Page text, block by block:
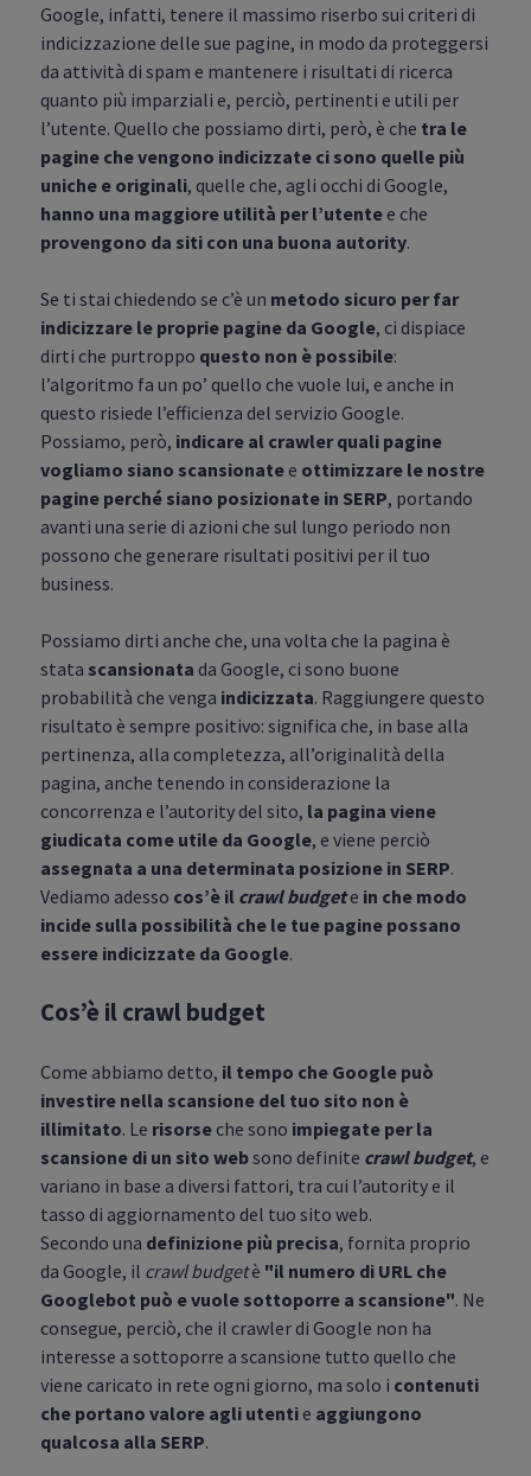
Google, infatti, tenere il massimo riserbo sui criteri di
indicizzazione delle sue pagine, in modo da proteggersi
da attività di spam e mantenere i risultati di ricerca
quanto più imparziali e, perciò, pertinenti e utili per
l’utente. Quello che possiamo dirti, però, è che tra le
pagine che vengono indicizzate ci sono quelle più
uniche e originali, quelle che, agli occhi di Google,
hanno una maggiore utilità per l’utentee che
provengono da siti con una buona autority.
Se ti stai chiedendo se c’è un metodo sicuro per far
indicizzare le proprie pagine da Google, ci dispiace
dirti che purtroppo questo non è possibile:
l’algoritmo fa un po’ quello che vuole lui, e anche in
questo risiede l’efficienza del servizio Google.
Possiamo, però, indicare al crawler quali pagine
vogliamo siano scansionatee ottimizzare le nostre
pagine perché siano posizionate in SERP, portando
avanti una serie di azioni che sul lungo periodo non
possono che generare risultati positivi per il tuo
business.
Possiamo dirti anche che, una volta che la pagina è
stata scansionata da Google, ci sono buone
probabilità che venga indicizzata. Raggiungere questo
risultato è sempre positivo: significa che, in base alla
pertinenza, alla completezza, all’originalità della
pagina, anche tenendo in considerazione la
concorrenza e l’autority del sito, la pagina viene
giudicata come utile da Google, e viene perciò
assegnata a una determinata posizione in SERP.
Vediamo adesso cos’è il crawl budgete in che modo
incide sulla possibilità che le tue pagine possano
essere indicizzate da Google.
Cos’è il crawl budget
Come abbiamo detto, il tempo che Google può
investire nella scansione del tuo sito non è
illimitato. Le risorseche sono impiegate per la
scansione di un sito websono definite crawl budget, e
variano in base a diversi fattori, tra cui l’autority e il
tasso di aggiornamento del tuo sito web.
Secondo una definizione più precisa, fornita proprio
da Google, il crawl budgetè "il numero di URL che
Googlebot può e vuole sottoporre a scansione". Ne
consegue, perciò, che il crawler di Google non ha
interesse a sottoporre a scansione tutto quello che
viene caricato in rete ogni giorno, ma solo i contenuti
che portano valore agli utentie aggiungono
qualcosa alla SERP.